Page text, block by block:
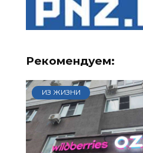
Рекомендуем:
ИЗ ЖИЗНИ